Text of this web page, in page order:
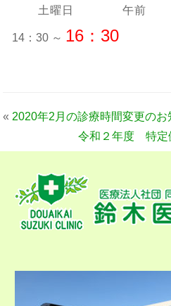
土曜日 午前
14：30 ～ 16：30
« 2020年2月の診療時間変更のお
令和２年度 特定